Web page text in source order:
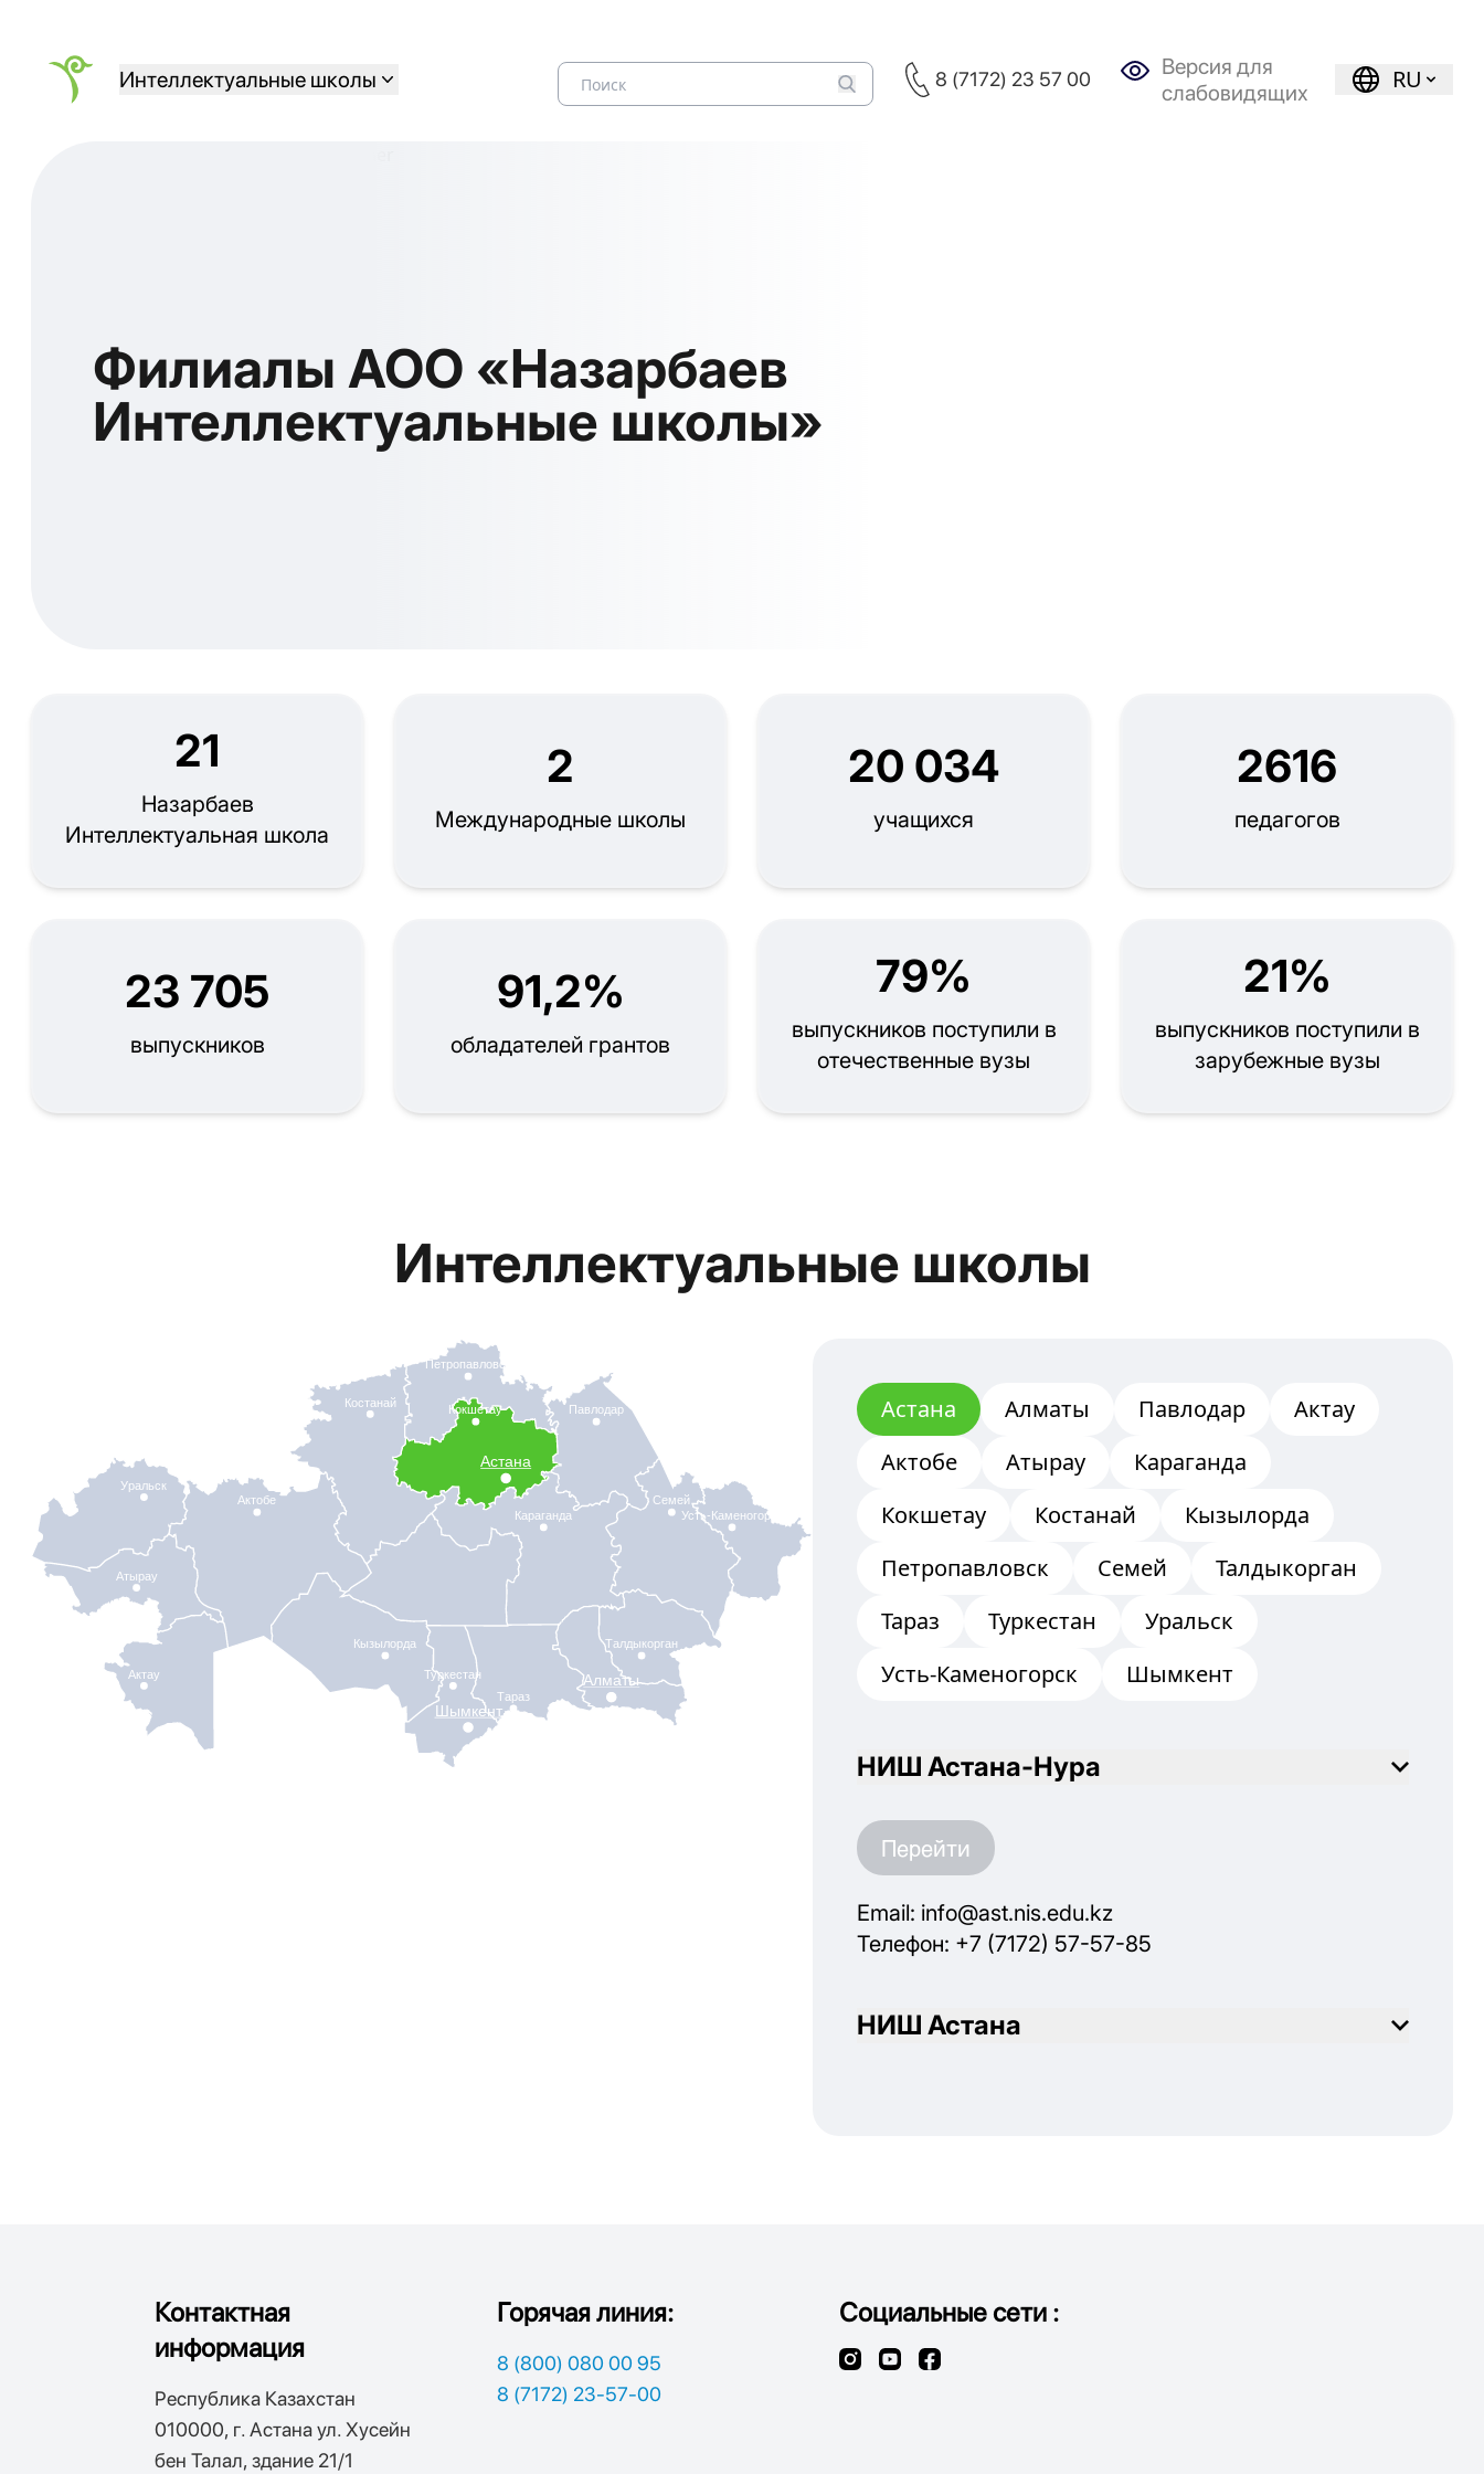
Интеллектуальные школы 8 (7172) 23 57 00
Версия для
слабовидящих
RU
Филиалы АОО «Назарбаев
Интеллектуальные школы»
21
Назарбаев
Интеллектуальная школа
2
Международные школы
20 034
учащихся
2616
педагогов
23 705
выпускников
91,2%
обладателей грантов
79%
выпускников поступили в
отечественные вузы
21%
выпускников поступили в
зарубежные вузы
Интеллектуальные школы
Астана
Алматы
Павлодар
Актау
Актобе
Атырау
Караганда
Кокшетау
Костанай
Кызылорда
Петропавловск
Семей
Талдыкорган
Тараз
Туркестан
Уральск
Усть-Каменогорск
Шымкент
Астана Алматы Павлодар
Актау
Актобе
Атырау
Караганда
Кокшетау
Костанай
Кызылорда
Петропавловск
Семей
Талдыкорган
Тараз
Туркестан
Уральск
Усть-Каменогорск
Шымкент
НИШ Астана-Нура
Перейти
Email: info@ast.nis.edu.kz
Телефон: +7 (7172) 57-57-85
НИШ Астана
Контактная
информация
Республика Казахстан
010000, г. Астана ул. Хусейн
бен Талал, здание 21/1
Горячая линия:
8 (800) 080 00 95
8 (7172) 23-57-00
Социальные сети :